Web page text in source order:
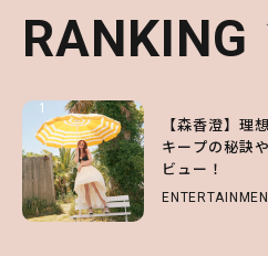
RANKING
1
【森香澄】理
キープの秘訣
ビュー！
RANKING
1
【ハローキ
第1弾の気に
チェック！
LIFESTYLE
RANKING
1
【SNIDEL】
ッドな秋はじ